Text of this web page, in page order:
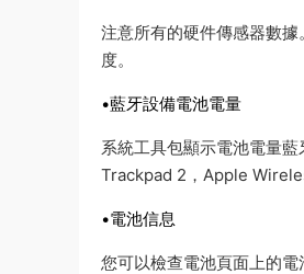
注意所有的硬件傳感器數
度。
•藍牙設備電池電量
系統工具包顯示電池電量
Trackpad 2，Apple
•電池信息
您可以檢查電池頁面上的